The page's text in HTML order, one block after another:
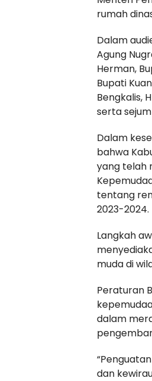
rumah
Dalam
Agung
Herman,
Bupati
Bengkalis,
serta
Dalam
bahwa
yang telah
tentang
2023-2024.
Langkah
muda di
Peraturan
dalam
dan